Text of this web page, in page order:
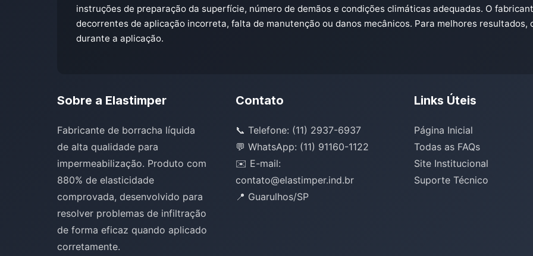
instruções de preparação da superfície, número de demãos e condições climáticas adequadas. O
decorrentes de aplicação incorreta, falta de manutenção ou danos mecânicos. Para melhores
durante a aplicação.
Sobre a Elastimper
Fabricante de borracha líquida
de alta qualidade para
impermeabilização. Produto com
880% de elasticidade
comprovada, desenvolvido para
resolver problemas de infiltração
de forma eficaz quando aplicado
corretamente.
Contato
📞 Telefone: (11) 2937-6937
💬 WhatsApp: (11) 91160-1122
✉️ E-mail:
contato@elastimper.ind.br
📍 Guarulhos/SP
Links Úteis
Página Inicial
Todas as FAQs
Site Institucional
Suporte Técnico